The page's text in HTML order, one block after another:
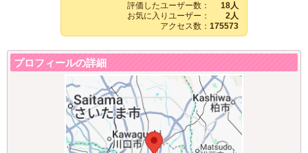
評価したユーザー数：
18人
お気に入りユーザー：
2人
アクセス数： 175573
プロフィールの詳細